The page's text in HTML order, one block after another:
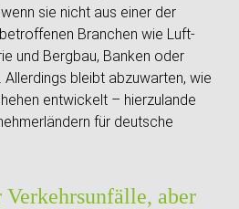
sie nicht aus einer der
Branchen wie Luft-
und Bergbau, Banken oder
bleibt abzuwarten, wie
entwickelt – hierzulande
für deutsche
aber